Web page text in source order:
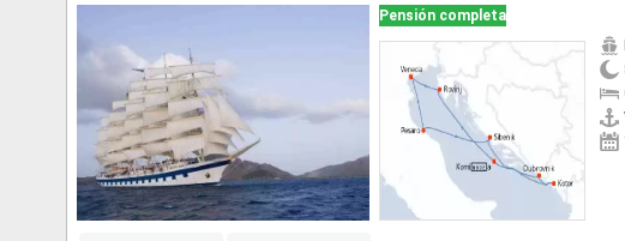
Pensión completa